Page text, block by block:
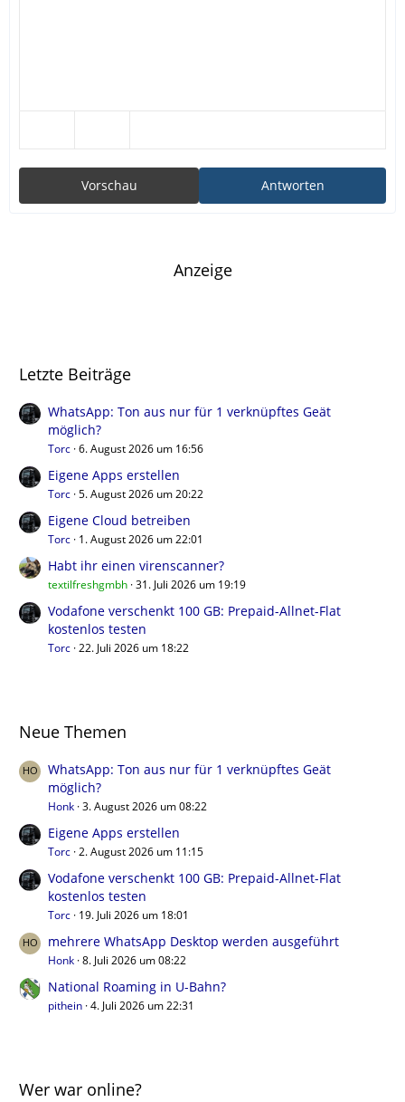
Antworten
Vorschau
Anzeige
Letzte Beiträge
WhatsApp: Ton aus nur für 1 verknüpftes Geät
möglich?
Torc 6. August 2026 um 16:56
Eigene Apps erstellen
Torc 5. August 2026 um 20:22
Eigene Cloud betreiben
Torc 1. August 2026 um 22:01
Habt ihr einen virenscanner?
textilfreshgmbh 31. Juli 2026 um 19:19
Vodafone verschenkt 100 GB: Prepaid-Allnet-Flat
kostenlos testen
Torc 22. Juli 2026 um 18:22
Neue Themen
WhatsApp: Ton aus nur für 1 verknüpftes Geät
möglich?
Honk 3. August 2026 um 08:22
Eigene Apps erstellen
Torc 2. August 2026 um 11:15
Vodafone verschenkt 100 GB: Prepaid-Allnet-Flat
kostenlos testen
Torc 19. Juli 2026 um 18:01
mehrere WhatsApp Desktop werden ausgeführt
Honk 8. Juli 2026 um 08:22
National Roaming in U-Bahn?
pithein 4. Juli 2026 um 22:31
Wer war online?